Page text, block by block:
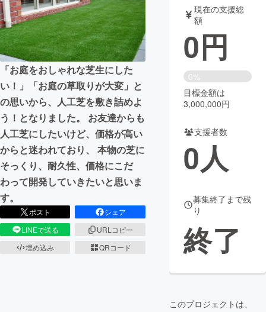
アート・写真 音楽
テクノロジー・ガジェット ゲーム・サ
映像・映画 書籍・雑誌
ビジネス・起業 チャレンジ
まちづくり・地域活性化
CAMPFIRE for Social Good
CAMPFIRE Creation
CAMPFIREふるさと納税machi-ya
「お庭をおしゃれな芝生にした
い！」「お庭の草取りが大変」と
の思いから、人工芝を敷き詰めよ
う！となりました。 お友達からも
人工芝にしたいけど、価格が高い
からと迷われており、 本物の芝に
そっくり、耐久性、価格にこだ
わって開発していきたいと思いま
す。
ポスト
シェア
LINEで送る
URLコピー
埋め込み
QRコード
現在の支援総
額
0円
0%
目標金額は
3,000,000円
支援者数
0人
募集終了まで残
り
終了
このプロジェクトは、